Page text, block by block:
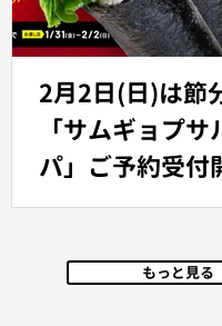
2月2日(日)は節
「サムギョプサ
パ」ご予約受付
もっと見る